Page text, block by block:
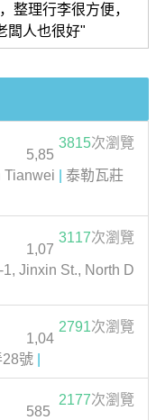
整理行李很方便，
闆人也很好"
3815次瀏覽
5,85
Tianwei
泰勒瓦莊
3117次瀏覽
1,07
Jinxin St., North D
2791次瀏覽
1,04
28號
2177次瀏覽
585